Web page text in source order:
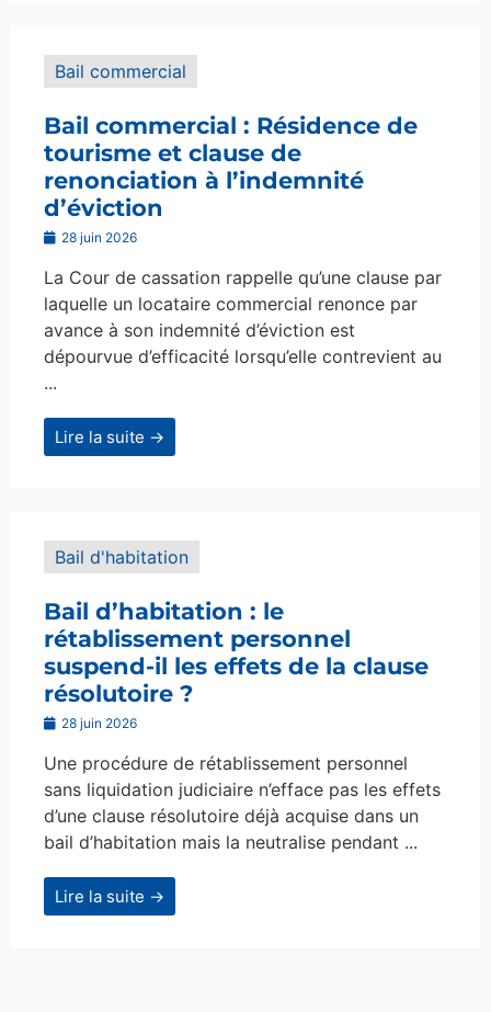
Bail commercial
Bail commercial : Résidence de
tourisme et clause de
renonciation à l’indemnité
d’éviction
28 juin 2026
La Cour de cassation rappelle qu’une clause par
laquelle un locataire commercial renonce par
avance à son indemnité d’éviction est
dépourvue d’efficacité lorsqu’elle contrevient au
...
Lire la suite →
Bail d'habitation
Bail d’habitation : le
rétablissement personnel
suspend-il les effets de la clause
résolutoire ?
28 juin 2026
Une procédure de rétablissement personnel
sans liquidation judiciaire n’efface pas les effets
d’une clause résolutoire déjà acquise dans un
bail d’habitation mais la neutralise pendant ...
Lire la suite →